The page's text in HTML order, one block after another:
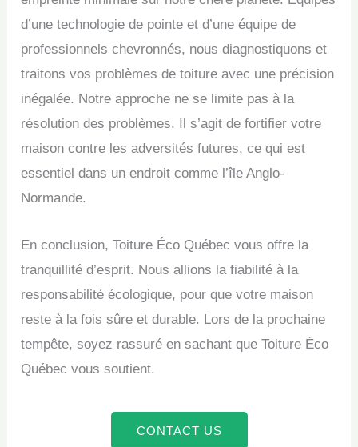
d’une technologie de pointe et d’une équipe de
professionnels chevronnés, nous diagnostiquons et
traitons vos problèmes de toiture avec une précision
inégalée. Notre approche ne se limite pas à la
résolution des problèmes. Il s’agit de fortifier votre
maison contre les adversités futures, ce qui est
essentiel dans un endroit comme l’île Anglo-
Normande.
En conclusion, Toiture Éco Québec vous offre la
tranquillité d’esprit. Nous allions la fiabilité à la
responsabilité écologique, pour que votre maison
reste à la fois sûre et durable. Lors de la prochaine
tempête, soyez rassuré en sachant que Toiture Éco
Québec vous soutient.
CONTACT US